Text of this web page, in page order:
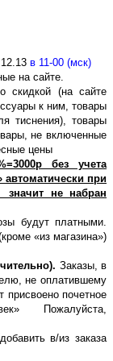
в 11-00 (мск)
на сайте.
скидкой (на сайте
к ним, товары
тиснения), товары
не включенные
цены
без учета
автоматически при
не набран
будут платными.
«из магазина»)
Заказы, в
не оплатившему
присвоено почетное
Пожалуйста,
в/из заказа